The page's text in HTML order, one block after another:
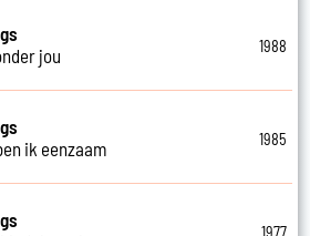
jou
1988
ik eenzaam
1985
1977